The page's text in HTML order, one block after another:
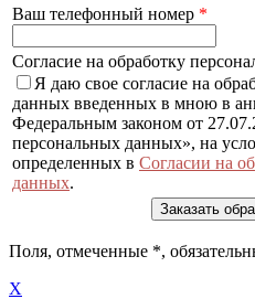
Ваш телефонный номер *
Согласие на обработку
Я даю свое согласие на
данных введенных в мною в
Федеральным законом от
персональных данных», на
определенных в Согласии на
данных.
Поля, отмеченные *,
X